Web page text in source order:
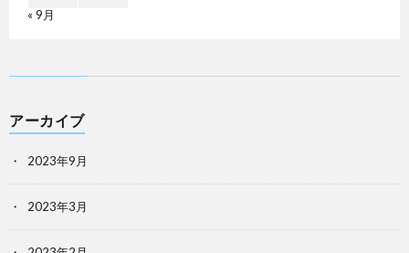
« 9月
アーカイブ
2023年9月
2023年3月